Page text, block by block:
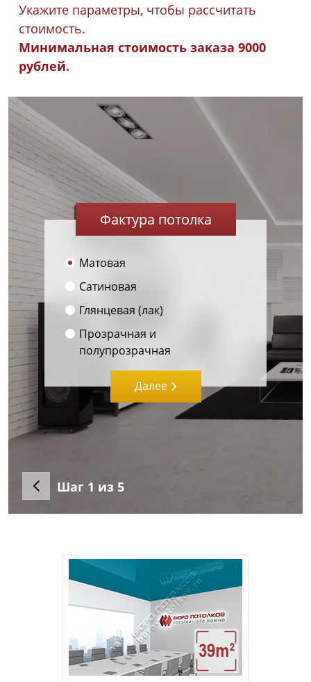
Укажите параметры, чтобы рассчитать
стоимость.
Минимальная стоимость заказа 9000
рублей.
Фактура потолка
Матовая
Сатиновая
Глянцевая (лак)
Прозрачная и
полупрозрачная
Далее
Шаг 1 из 5